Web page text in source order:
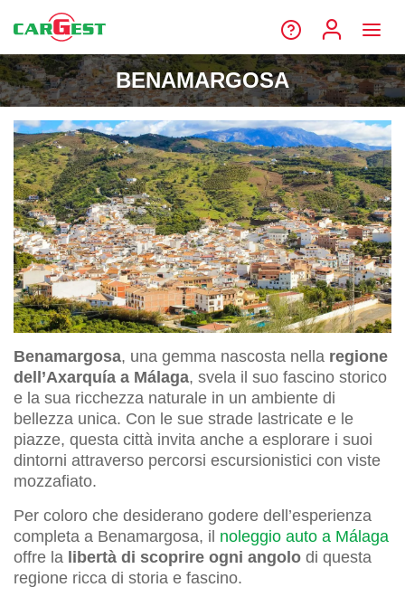
BENAMARGOSA
Benamargosa, una gemma nascosta nella regione
dell’Axarquía a Málaga, svela il suo fascino storico
e la sua ricchezza naturale in un ambiente di
bellezza unica. Con le sue strade lastricate e le
piazze, questa città invita anche a esplorare i suoi
dintorni attraverso percorsi escursionistici con viste
mozzafiato.
Per coloro che desiderano godere dell’esperienza
completa a Benamargosa, il noleggio auto a Málaga
offre la libertà di scoprire ogni angolo di questa
regione ricca di storia e fascino.